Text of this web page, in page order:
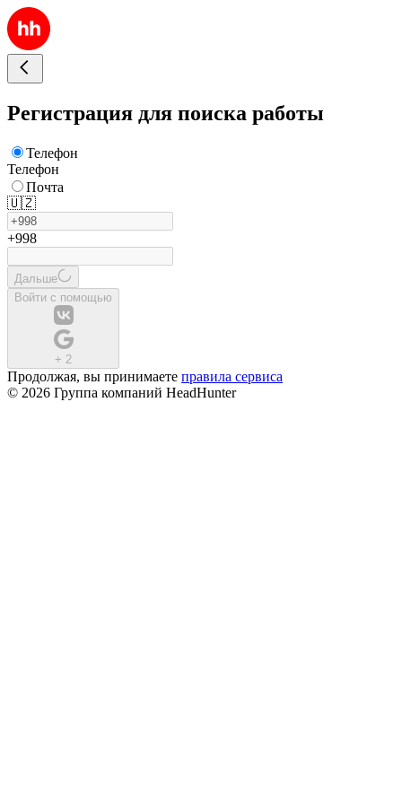
Регистрация для поиска работы
Телефон
Телефон
Почта
🇺🇿
+998
Дальше
Войти с помощью
+ 2
Продолжая, вы принимаете правила сервиса
© 2026 Группа компаний HeadHunter